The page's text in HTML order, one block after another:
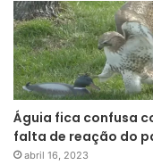
Águia fica confusa
falta de reação do
abril 16, 2023